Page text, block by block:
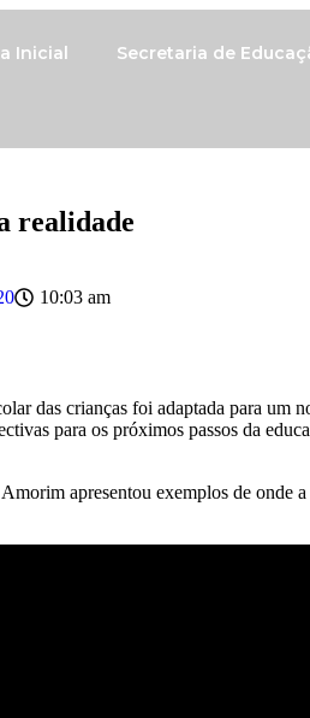
Inicial Secretaria de
realidade
10:03 am
das crianças foi adaptada para um
para os próximos passos da
apresentou exemplos de onde